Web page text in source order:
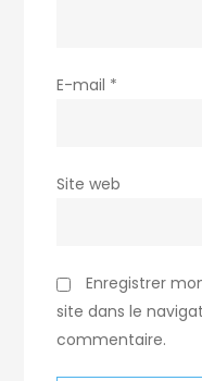
E-mail *
Site web
Enregistrer
site dans le
commentaire.